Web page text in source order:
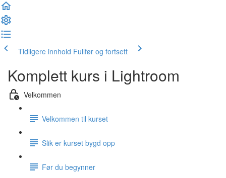
Tidligere innhold Fullfør og fortsett
Komplett kurs i Lightroom
Velkommen
Velkommen til kurset
Slik er kurset bygd opp
Før du begynner